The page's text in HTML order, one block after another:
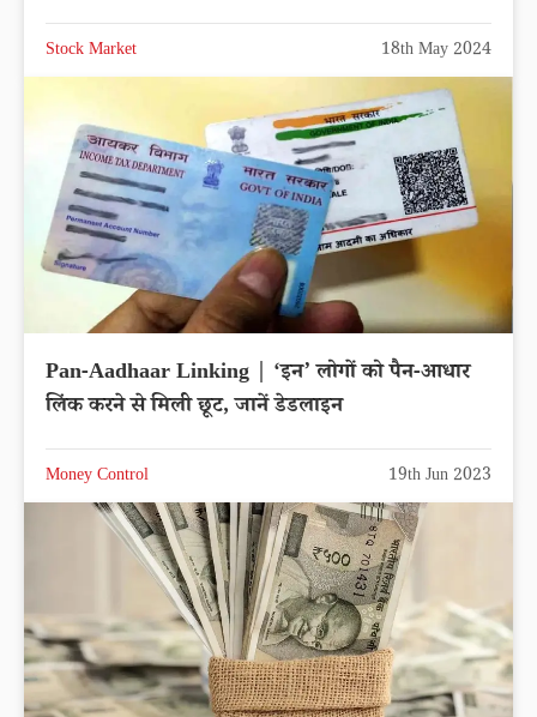
Stock Market 18th May 2024
Pan-Aadhaar Linking | ‘इन’ लोगों को पैन-आधार
लिंक करने से मिली छूट, जानें डेडलाइन
Money Control 19th Jun 2023